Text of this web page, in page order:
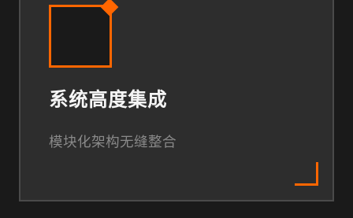
系统高度集成
模块化架构无缝整合